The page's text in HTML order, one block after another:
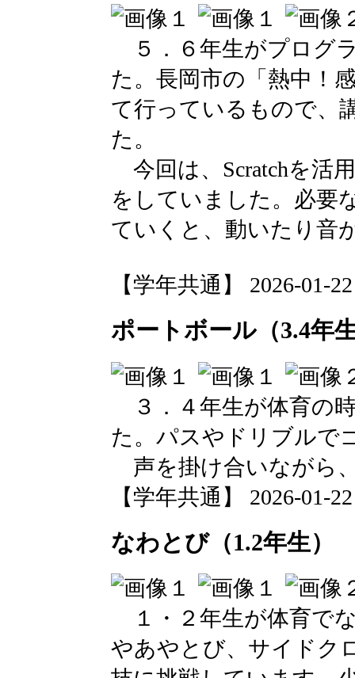
５．６年生がプログ
た。長岡市の「熱中！
て行っているもので、
た。
今回は、Scratchを活
をしていました。必要
ていくと、動いたり音
【学年共通】 2026-01-
ポートボール（3.4年
３．４年生が体育の
た。パスやドリブル
声を掛け合いながら
【学年共通】 2026-01-
なわとび（1.2年生）
１・２年生が体育で
やあやとび、サイドク